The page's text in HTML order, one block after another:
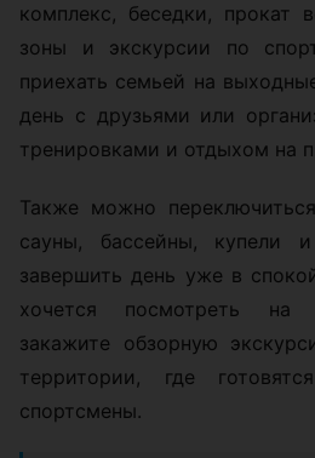
комплекс, беседки, прокат
зоны и экскурсии по
приехать семьей на
день с друзьями или
тренировками и отдыхом на
Также можно
сауны, бассейны, купели
завершить день уже в
хочется посмотреть на
закажите обзорную
территории, где
спортсмены.